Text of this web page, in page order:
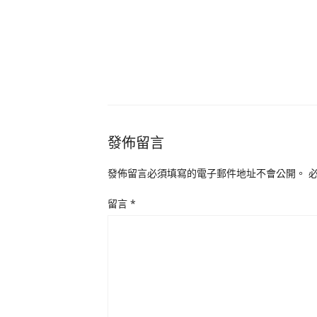
發佈留言
發佈留言必須填寫的電子郵件地址不會公開。
留言 *